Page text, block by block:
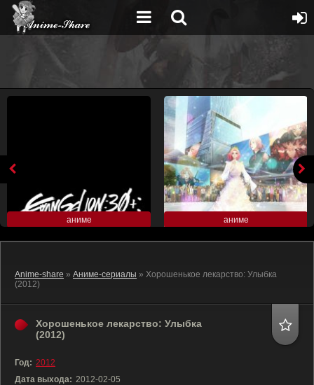
аниме аниме
Anime-share » Аниме-сериалы » Хорошенькое лекарство: Улыбка
(2012)
Хорошенькое лекарство: Улыбка
(2012)
Год: 2012
Дата выхода: 2012-02-05